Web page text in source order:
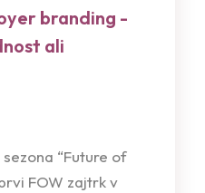
branding -
ali
“Future of
FOW zajtrk v